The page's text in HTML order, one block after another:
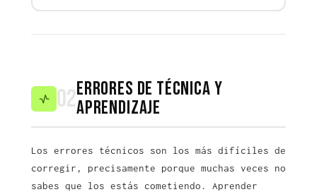
02Errores de técnica y
aprendizaje
Los errores técnicos son los más difíciles de
corregir, precisamente porque muchas veces no
sabes que los estás cometiendo. Aprender